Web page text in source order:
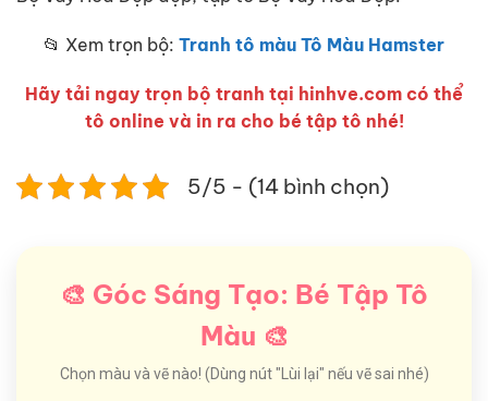
📂 Xem trọn bộ: Tranh tô màu Tô Màu Hamster
Hãy tải ngay trọn bộ tranh tại hinhve.com có thể
tô online và in ra cho bé tập tô nhé!
5/5 - (14 bình chọn)
🎨 Góc Sáng Tạo: Bé Tập Tô
Màu 🎨
Chọn màu và vẽ nào! (Dùng nút "Lùi lại" nếu vẽ sai nhé)